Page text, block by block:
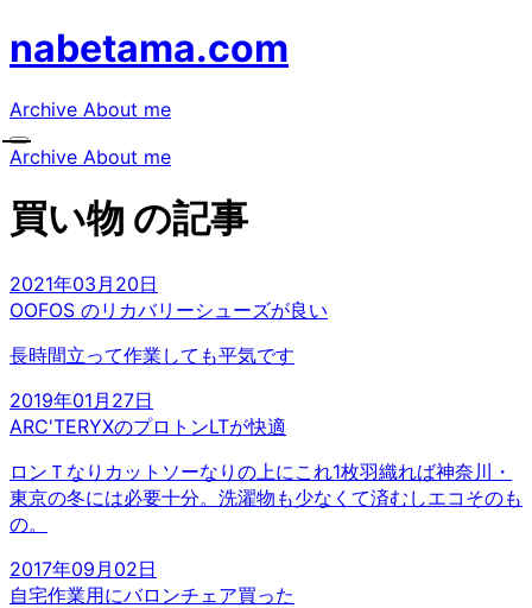
nabetama.com
Archive About me
Archive About me
買い物 の記事
2021年03月20日
OOFOS のリカバリーシューズが良い
長時間立って作業しても平気です
2019年01月27日
ARC'TERYXのプロトンLTが快適
ロンＴなりカットソーなりの上にこれ1枚羽織れば神奈川・
東京の冬には必要十分。洗濯物も少なくて済むしエコそのも
の。
2017年09月02日
自宅作業用にバロンチェア買った